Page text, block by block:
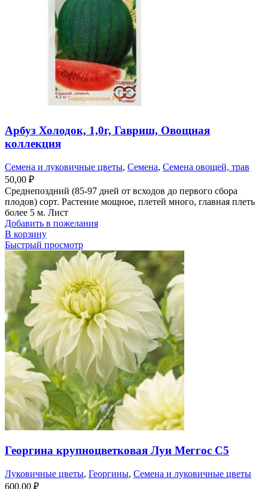
Арбуз Холодок, 1,0г, Гавриш, Овощная
коллекция
Семена и луковичные цветы, Семена, Семена овощей, трав
50,00 ₽
Среднепоздний (85-97 дней от всходов до первого сбора
плодов) сорт. Растение мощное, плетей много, главная плеть
более 5 м. Лист
Добавить в пожелания
В корзину
Быстрый просмотр
Георгина крупноцветковая Луи Меггос С5
Луковичные цветы, Георгины, Семена и луковичные цветы
600,00 ₽